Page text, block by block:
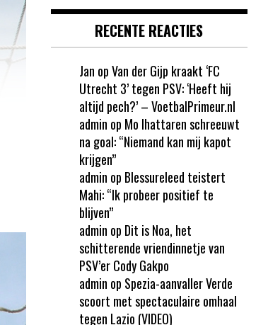
RECENTE REACTIES
Jan opVan der Gijp kraakt ‘FC
Utrecht 3’ tegen PSV: ‘Heeft hij
altijd pech?’ – VoetbalPrimeur.nl
admin op Mo Ihattaren schreeuwt
na goal: “Niemand kan mij kapot
krijgen”
admin op Blessureleed teistert
Mahi: “Ik probeer positief te
blijven”
admin op Dit is Noa, het
schitterende vriendinnetje van
PSV’er Cody Gakpo
admin op Spezia-aanvaller Verde
scoort met spectaculaire omhaal
tegen Lazio (VIDEO)